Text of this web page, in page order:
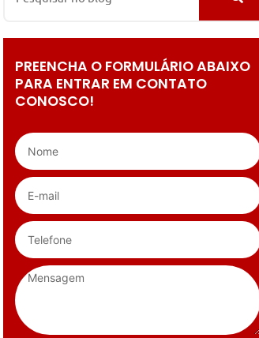
PREENCHA O FORMULÁRIO ABAIXO
PARA ENTRAR EM CONTATO
CONOSCO!